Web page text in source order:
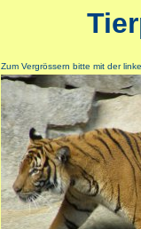
Zum Vergrössern bitte mit der